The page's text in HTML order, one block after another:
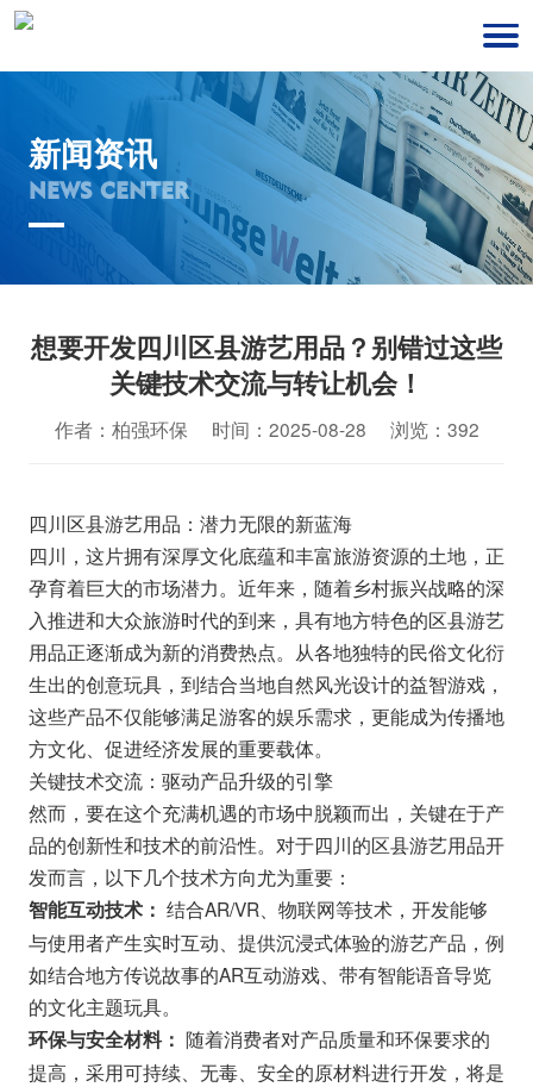
新闻资讯
NEWS CENTER
想要开发四川区县游艺用品？别错过这些
关键技术交流与转让机会！
作者：柏强环保 时间：2025-08-28 浏览：392
四川区县游艺用品：潜力无限的新蓝海
四川，这片拥有深厚文化底蕴和丰富旅游资源的土地，正
孕育着巨大的市场潜力。近年来，随着乡村振兴战略的深
入推进和大众旅游时代的到来，具有地方特色的区县游艺
用品正逐渐成为新的消费热点。从各地独特的民俗文化衍
生出的创意玩具，到结合当地自然风光设计的益智游戏，
这些产品不仅能够满足游客的娱乐需求，更能成为传播地
方文化、促进经济发展的重要载体。
关键技术交流：驱动产品升级的引擎
然而，要在这个充满机遇的市场中脱颖而出，关键在于产
品的创新性和技术的前沿性。对于四川的区县游艺用品开
发而言，以下几个技术方向尤为重要：
智能互动技术： 结合AR/VR、物联网等技术，开发能够
与使用者产生实时互动、提供沉浸式体验的游艺产品，例
如结合地方传说故事的AR互动游戏、带有智能语音导览
的文化主题玩具。
环保与安全材料： 随着消费者对产品质量和环保要求的
提高，采用可持续、无毒、安全的原材料进行开发，将是